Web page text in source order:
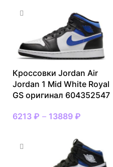
Кроссовки Jordan Air
Jordan 1 Mid White Royal
GS оригинал 604352547
6213 ₽ – 13889 ₽